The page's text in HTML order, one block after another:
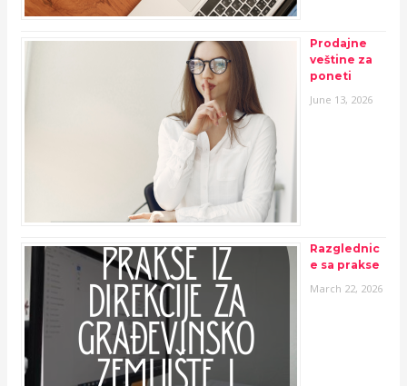
Prodajne
veštine za
poneti
June 13, 2026
Razglednic
e sa prakse
March 22, 2026